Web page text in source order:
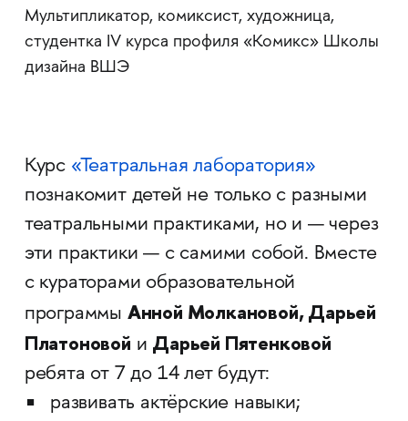
Мультипликатор, комиксист, художница,
студентка IV курса профиля «Комикс» Школы
дизайна ВШЭ
Курс «Театральная лаборатория»
познакомит детей не только с разными
театральными практиками, но и — через
эти практики — с самими собой. Вместе
с кураторами образовательной
программы Анной Молкановой, Дарьей
Платоновой и Дарьей Пятенковой
ребята от 7 до 14 лет будут:
развивать актёрские навыки;